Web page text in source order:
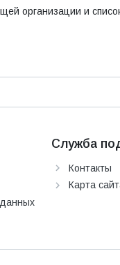
организации и
Служба
Контакты
Карта